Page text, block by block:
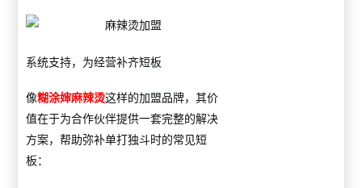
系统支持，为经营补齐短板
像糊涂婶麻辣烫这样的加盟品牌，其价
值在于为合作伙伴提供一套完整的解决
方案，帮助弥补单打独斗时的常见短
板：